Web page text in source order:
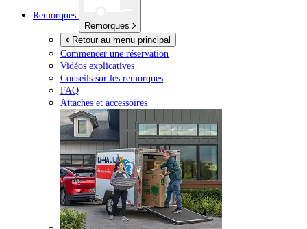
Remorques
Remorques
Retour au menu principal
Commencer une réservation
Vidéos explicatives
Conseils sur les remorques
FAQ
Attaches et accessoires